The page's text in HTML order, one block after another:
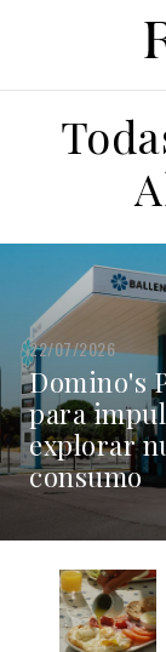
22/07/2026
Domino's
para
explorar
consumo